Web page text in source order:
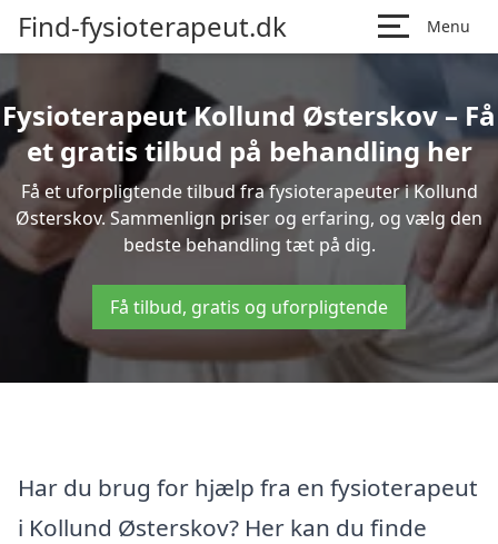
Find-fysioterapeut.dk Menu
Fysioterapeut Kollund Østerskov – Få
et gratis tilbud på behandling her
Få et uforpligtende tilbud fra fysioterapeuter i Kollund
Østerskov. Sammenlign priser og erfaring, og vælg den
bedste behandling tæt på dig.
Få tilbud, gratis og uforpligtende
Har du brug for hjælp fra en fysioterapeut
i Kollund Østerskov? Her kan du finde